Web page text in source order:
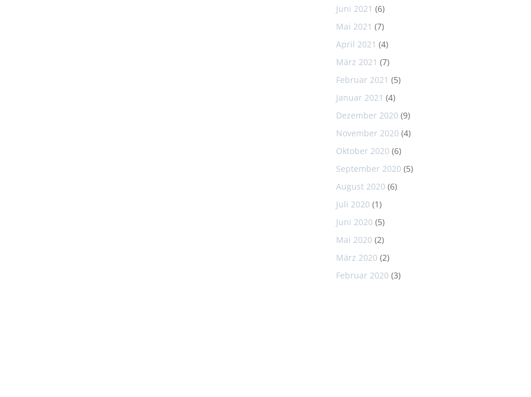
Juni 2021 (6)
Mai 2021 (7)
April 2021 (4)
März 2021 (7)
Februar 2021 (5)
Januar 2021 (4)
Dezember 2020 (9)
November 2020 (4)
Oktober 2020 (6)
September 2020 (5)
August 2020 (6)
Juli 2020 (1)
Juni 2020 (5)
Mai 2020 (2)
März 2020 (2)
Februar 2020 (3)